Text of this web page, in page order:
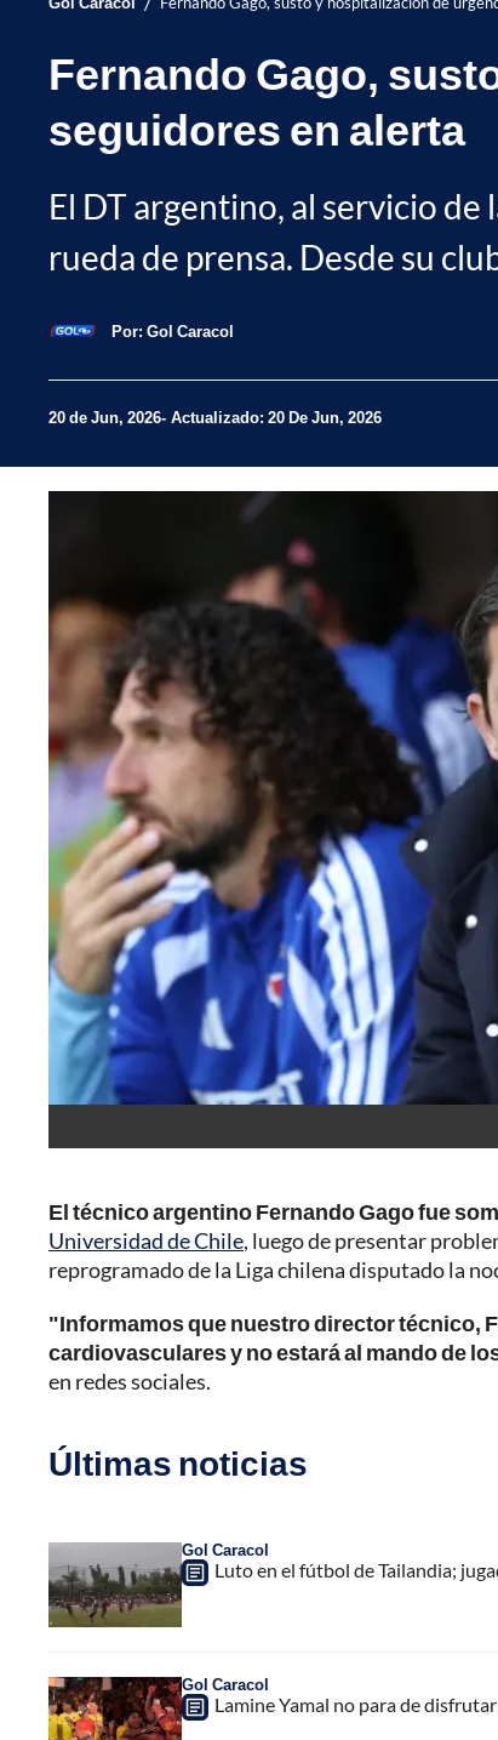
Fernando Gago,
seguidores en alerta
El DT argentino, al servicio
rueda de prensa. Desde su
Por: Gol Caracol
20 de Jun, 2026 Actualizado: 20 De Jun, 2026
El técnico argentino Fernando Gago fue
Universidad de Chile, luego de presentar
reprogramado de la Liga chilena disputado la
"Informamos que nuestro director técnico,
cardiovasculares y no estará al mando de
en redes sociales.
Últimas noticias
Gol Caracol
Luto en el fútbol de Tailandia;
Gol Caracol
Lamine Yamal no para de